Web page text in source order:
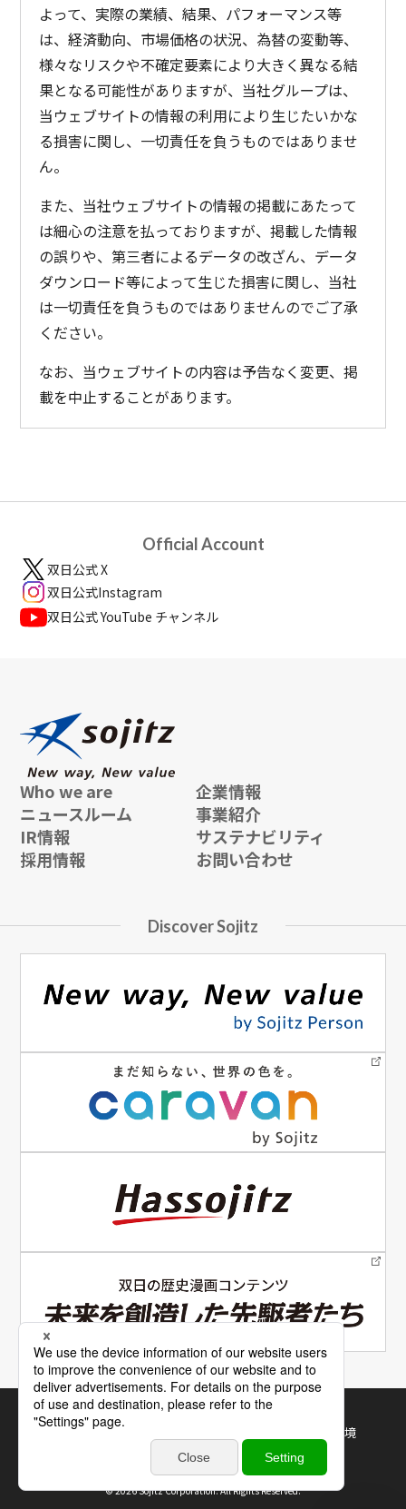
よって、実際の業績、結果、パフォーマンス等
は、経済動向、市場価格の状況、為替の変動等、
様々なリスクや不確定要素により大きく異なる結
果となる可能性がありますが、当社グループは、
当ウェブサイトの情報の利用により生じたいかな
る損害に関し、一切責任を負うものではありませ
ん。
また、当社ウェブサイトの情報の掲載にあたって
は細心の注意を払っておりますが、掲載した情報
の誤りや、第三者によるデータの改ざん、データ
ダウンロード等によって生じた損害に関し、当社
は一切責任を負うものではありませんのでご了承
ください。
なお、当ウェブサイトの内容は予告なく変更、掲
載を中止することがあります。
Official Account
双日公式 X
双日公式Instagram
双日公式 YouTube チャンネル
Who we are
企業情報
ニュースルーム
事業紹介
IR情報
サステナビリティ
採用情報
お問い合わせ
Discover Sojitz
電子公告サイトマップ
利用規約・推奨環境
個人情報保護について
©2026 Sojitz Corporation. All Rights Reserved.